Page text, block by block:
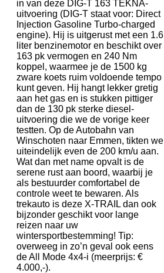
in van deze DIG-T 163 TEKNA-
uitvoering (DIG-T staat voor: Direct
Injection Gasoline Turbo-charged
engine). Hij is uitgerust met een 1.6
liter benzinemotor en beschikt over
163 pk vermogen en 240 Nm
koppel, waarmee je de 1500 kg
zware koets ruim voldoende tempo
kunt geven. Hij hangt lekker gretig
aan het gas en is stukken pittiger
dan de 130 pk sterke diesel-
uitvoering die we de vorige keer
testten. Op de Autobahn van
Winschoten naar Emmen, tikten we
uiteindelijk even de 200 km/u aan.
Wat dan met name opvalt is de
serene rust aan boord, waarbij je
als bestuurder comfortabel de
controle weet te bewaren. Als
trekauto is deze X-TRAIL dan ook
bijzonder geschikt voor lange
reizen naar uw
wintersportbestemming! Tip:
overweeg in zo’n geval ook eens
de All Mode 4x4-i (meerprijs: €
4.000,-).